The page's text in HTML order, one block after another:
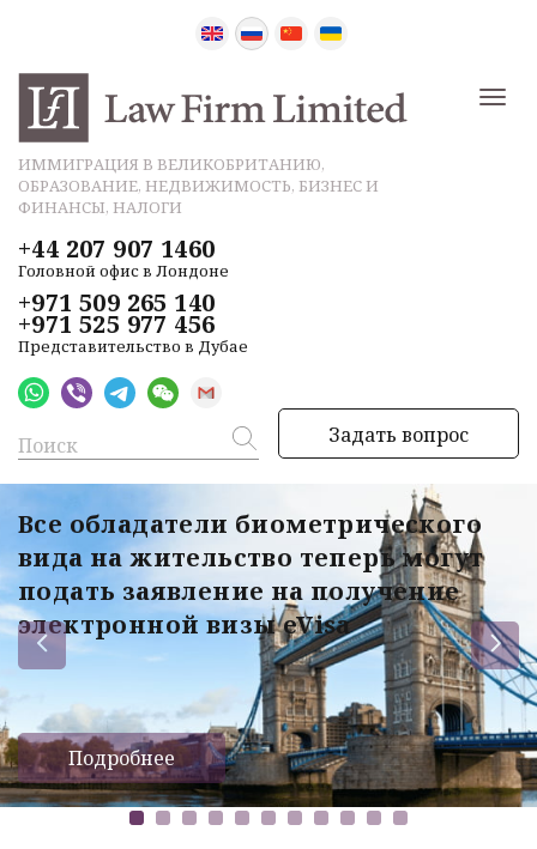
ИММИГРАЦИЯ В ВЕЛИКОБРИТАНИЮ,
ОБРАЗОВАНИЕ, НЕДВИЖИМОСТЬ, БИЗНЕС И
ФИНАНСЫ, НАЛОГИ
+44 207 907 1460
Головной офис в Лондоне
+971 509 265 140
+971 525 977 456
Представительство в Дубае
Задать вопрос
Все обладатели биометрического
вида на жительство теперь могут
подать заявление на получение
электронной визы eVisa
Подробнее